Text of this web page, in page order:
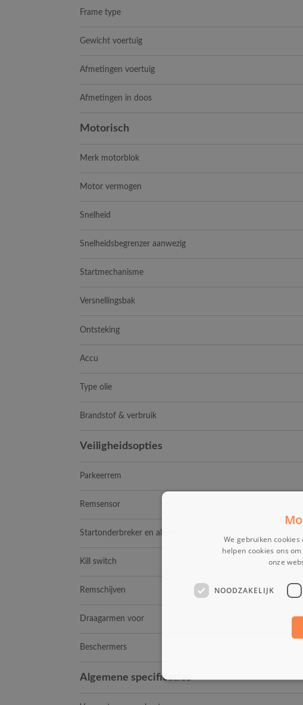
Frame type
Gewicht voertuig
Afmetingen voertuig
Afmetingen in doos
Motorisch
Merk motorblok
Motor vermogen
Snelheid
Snelheidsbegrenzer aanwezig
Startmechanisme
Versnellingsbak
Ontsteking
Accu
Type olie
Brandstof & verbruik
Veiligheidsopties
Parkeerrem
Remsensor
Startonderbreker en alarm
Kill switch
Remschijven
Draagarmen voor
Beschermers
Algemene specificaties
We gebruiken
helpen cookies ons
onze
NOODZAKELIJK